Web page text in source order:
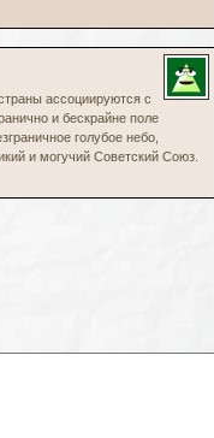
ассоциируются с
и бескрайне поле
голубое небо,
и могучий Советский Союз.